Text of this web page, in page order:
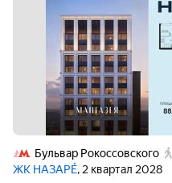
Бульвар Рокоссовского
ЖК НАЗАРÉ, 2 квартал 2028